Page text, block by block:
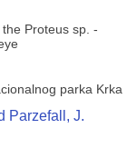
Proteus sp. -
parka Krka
Parzefall, J.